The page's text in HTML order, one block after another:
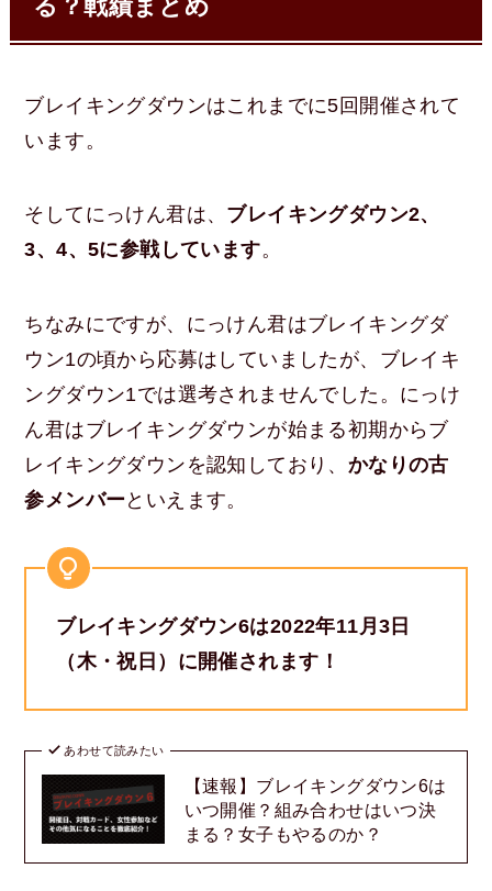
る？戦績まとめ
ブレイキングダウンはこれまでに5回開催されて
います。
そしてにっけん君は、 ブレイキングダウン2、
3、4、5に参戦しています。
ちなみにですが、にっけん君はブレイキングダ
ウン1の頃から応募はしていましたが、ブレイキ
ングダウン1では選考されませんでした。にっけ
ん君はブレイキングダウンが始まる初期からブ
レイキングダウンを認知しており、 かなりの古
参メンバーといえます。
ブレイキングダウン6は2022年11月3日
（木・祝日）に開催されます！
あわせて読みたい
【速報】ブレイキングダウン6は
いつ開催？組み合わせはいつ決
まる？女子もやるのか？